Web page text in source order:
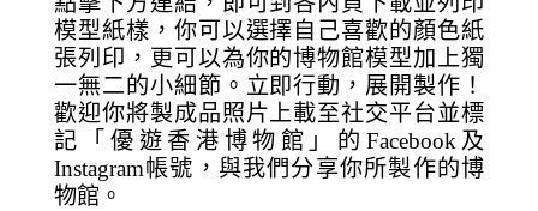
模型紙樣，你可以選擇自己喜歡的顏色紙
張列印，更可以為你的博物館模型加上獨
一無二的小細節。立即行動，展開製作！
歡迎你將製成品照片上載至社交平台並標
記「優遊香港博物館」的Facebook及
Instagram帳號，與我們分享你所製作的博
物館。